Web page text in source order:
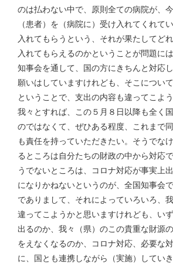
のは払わない中で、原則全ての病院が、
（患者）を（病院に）受け入れてくれて
入れてもらうという、それが果たしてど
入れてもらえるのかということが問題に
知事会を通して、国の方にきちんと対応
願いはしていますけれども、そこについ
ということで、支出の内容も違ってこよ
我々とすれば、この５月８日以降も全く
のではなくて、ぜひある程度、これまで
も責任を持っていただきたい。そうでな
るところは自分たちの財政の中から対応
うでないところは、コロナ対応が事実上
になりかねないというのが、全国知事会
でありまして、それによっていろいろ、
違ってこようかと思いますけれども、い
出るのか、我々（県）のこの貴重な財源
をえなくなるのか、コロナ対応、必要な
に、国とも連携しながら（実施）してい